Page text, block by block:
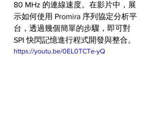
80 MHz 的連線速度。在影片中，展
示如何使用 Promira 序列協定分析平
台，透過幾個簡單的步驟，即可對
SPI 快閃記憶進行程式開發與整合。
https://youtu.be/0EL0TCTe-yQ